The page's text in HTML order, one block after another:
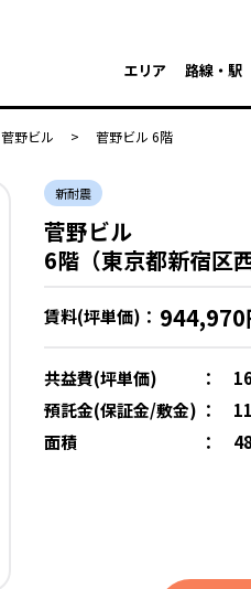
エリア 路線・駅
菅野ビル > 菅野ビル 6階
新耐震
菅野ビル
6階（東京都新宿区
賃料(坪単価)：
共益費(坪単価) ：
預託金(保証金/敷金) ：
面積
：